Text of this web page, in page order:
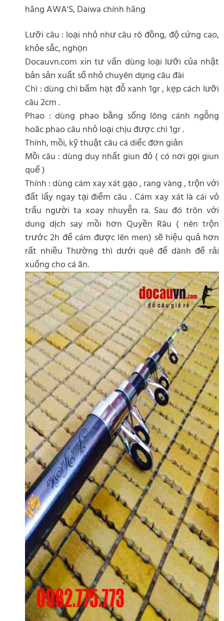
hãng AWA'S, Daiwa chính hãng
Lưỡi câu : loại nhỏ như câu rô đồng, độ cứng cao,
khỏe sắc, nghọn
Docauvn.com xin tư vấn dùng loại lưỡi của nhật
bản sản xuất số nhỏ chuyên dụng câu đài
Chì : dùng chì bấm hạt đỗ xanh 1gr , kẹp cách lưỡi
câu 2cm .
Phao : dùng phao bằng sống lông cánh ngỗng
hoăc phao câu nhỏ loại chịu được chì 1gr .
Thính, mồi, kỹ thuật câu cá diếc đơn giản
Mồi câu : dùng duy nhất giun đỏ ( có nơi gọi giun
quế )
Thính : dùng cám xay xát gạo , rang vàng , trộn với
đất lấy ngay tại điểm câu . Cám xay xát là cái vỏ
trấu người ta xoay nhuyễn ra. Sau đó trôn với
dung dịch say mồi hơn Quyền Râu ( nên trộn
trước 2h để cám được lên men) sẽ hiệu quả hơn
rất nhiều Thường thì dưới quê để dành để rải
xuống cho cá ăn.